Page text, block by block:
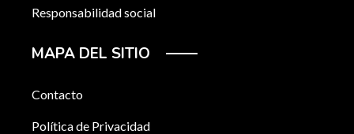
Responsabilidad social
MAPA DEL SITIO
Contacto
Política de Privacidad